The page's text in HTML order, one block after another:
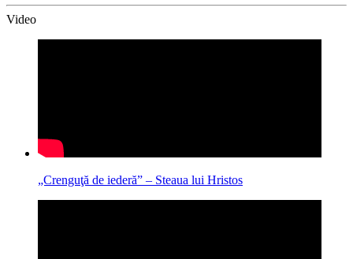
Video
„Crenguţă de iederă” – Steaua lui Hristos